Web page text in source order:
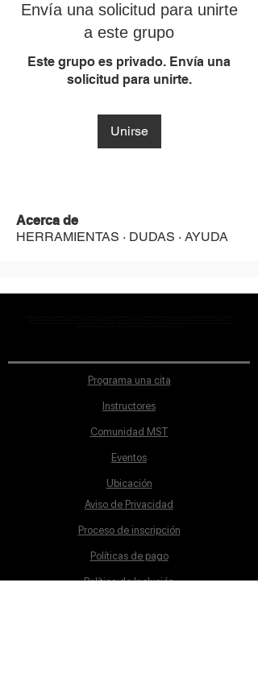
Envía una solicitud para unirte
a este grupo
Este grupo es privado. Envía una
solicitud para unirte.
Unirse
Acerca de
HERRAMIENTAS · DUDAS · AYUDA
Programa una cita
Instructores
Comunidad MST
Eventos
Ubicación
Aviso de Privacidad
Proceso de inscripción
Políticas de pago
Política de Inclusión